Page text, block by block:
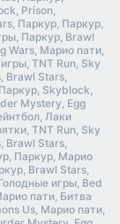
Prison,
Паркур, Паркур,
Паркур, Brawl
Wars, Марио пати,
TNT Run, Sky
Brawl Stars,
Skyblock,
Mystery, Egg
Лаки
TNT Run, Sky
Brawl Stars,
Паркур, Марио
Brawl Stars,
игры, Bed
пати, Битва
Us, Марио пати,